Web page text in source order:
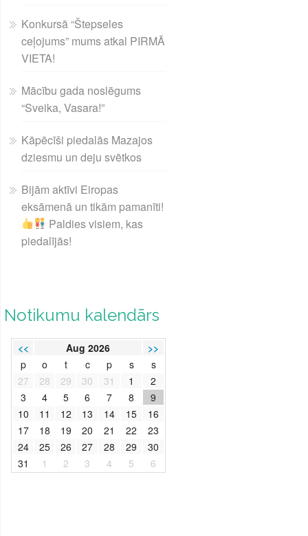
Konkursā “Štepseles
ceļojums” mums atkal PIRMĀ
VIETA!
Mācību gada noslēgums
“Sveika, Vasara!”
Kāpēcīši piedalās Mazajos
dziesmu un deju svētkos
Bijām aktīvi Eiropas
eksāmenā un tikām pamanīti!
Paldies visiem, kas
piedalījās!
Notikumu kalendārs
<< Aug 2026
>>
p
o t c p s
s
27
28 29 30 31 1
2
3
4 5 6 7 8
9
10
11 12 13 14 15
16
17
18 19 20 21 22
23
24
25 26 27 28 29
30
31
1 2 3 4 5 6